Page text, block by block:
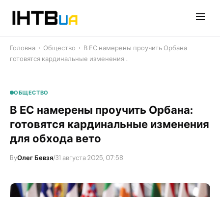
Головна › Общество › В ЕС намерены проучить Орбана:
готовятся кардинальные изменения…
ОБЩЕСТВО
В ЕС намерены проучить Орбана:
готовятся кардинальные изменения
для обхода вето
ByОлег Бевзя/31 августа 2025, 07:58